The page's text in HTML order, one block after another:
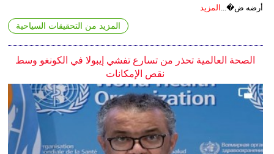
أرضه ض�... المزيد
المزيد من التحقيقات السياحية
الصحة العالمية تحذر من تسارع تفشي إيبولا في الكونغو وسط
نقص الإمكانات